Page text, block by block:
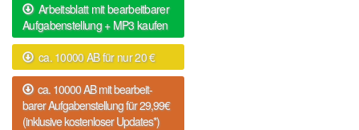
Arbeitsblatt mit bearbeitbarer
Aufgabenstellung + MP3 kaufen
ca. 10000 AB für nur 20 €
ca. 10000 AB mit bearbeit-
barer Aufgabenstellung für 29,99€
(inklusive kostenloser Updates*)